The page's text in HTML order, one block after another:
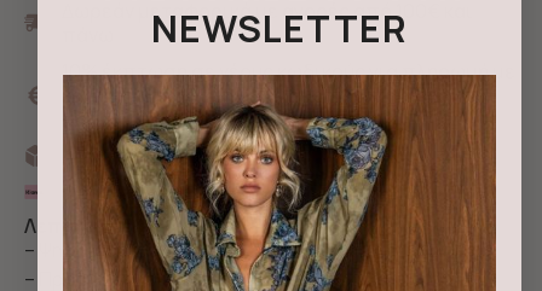
Δωρεάν μεταφορικά με αγορές από 100€ και
10% έκπτωση σε νέους κωδικούς για πληρωμή με
κάρτα ή άμεση τραπεζική κατάθεση με τον
κωδικό NEWIN
Αποστολή με Box now
3 άτοκες δόσεις με Klarna
Λεπτομέρειες & περιγραφή
– Ψηλόμεσο φούτερ παντελόνι με print
– Προσαρμόζει με λάστιχο στη μέση
NEWSLETTER